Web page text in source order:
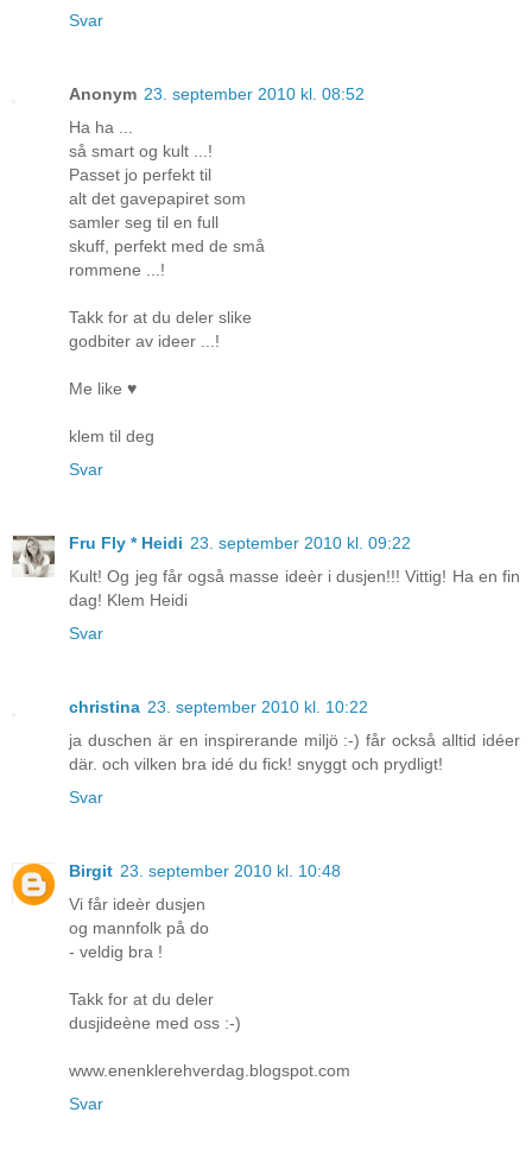
Svar
Anonym 23. september 2010 kl. 08:52
Ha ha ...
så smart og kult ...!
Passet jo perfekt til
alt det gavepapiret som
samler seg til en full
skuff, perfekt med de små
rommene ...!
Takk for at du deler slike
godbiter av ideer ...!
Me like ♥
klem til deg
Svar
Fru Fly * Heidi 23. september 2010 kl. 09:22
Kult! Og jeg får også masse ideèr i dusjen!!! Vittig! Ha en fin
dag! Klem Heidi
Svar
christina 23. september 2010 kl. 10:22
ja duschen är en inspirerande miljö :-) får också alltid idéer
där. och vilken bra idé du fick! snyggt och prydligt!
Svar
Birgit 23. september 2010 kl. 10:48
Vi får ideèr dusjen
og mannfolk på do
- veldig bra !
Takk for at du deler
dusjideène med oss :-)
www.enenklerehverdag.blogspot.com
Svar